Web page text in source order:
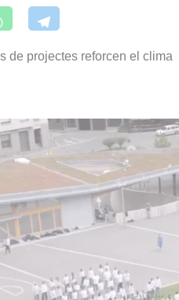
de projectes reforcen el clima